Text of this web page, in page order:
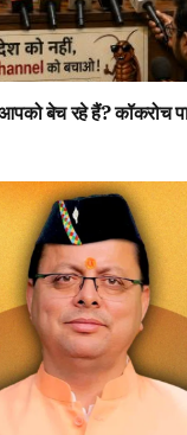
बेच रहे हैं? कॉकरोच